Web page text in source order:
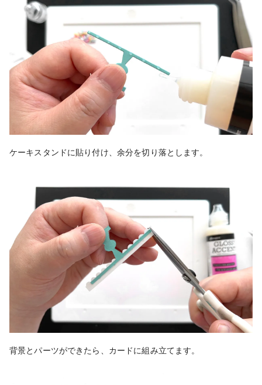
ケーキスタンドに貼り付け、余分を切り落とします。
背景とパーツができたら、カードに組み立てます。